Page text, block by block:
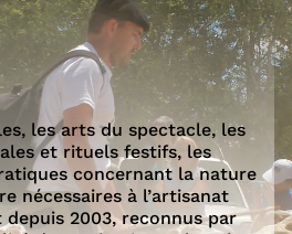
les arts du spectacle, les
et rituels festifs, les
concernant la nature
nécessaires à l’artisanat
2003, reconnus par